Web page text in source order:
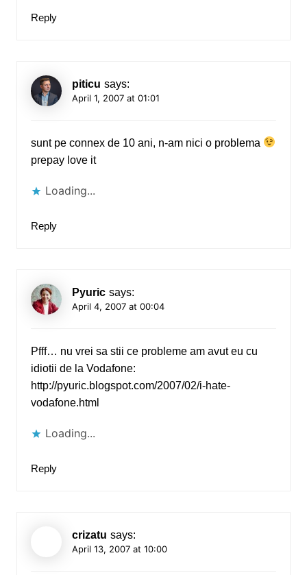
Reply
piticu says:
April 1, 2007 at 01:01
sunt pe connex de 10 ani, n-am nici o problema
prepay love it
Loading...
Reply
Pyuric says:
April 4, 2007 at 00:04
Pfff… nu vrei sa stii ce probleme am avut eu cu
idiotii de la Vodafone:
http://pyuric.blogspot.com/2007/02/i-hate-
vodafone.html
Loading...
Reply
crizatu says:
April 13, 2007 at 10:00